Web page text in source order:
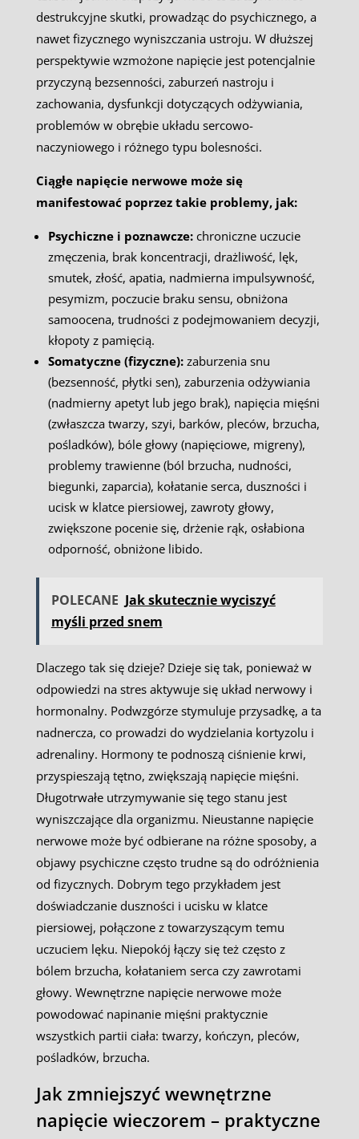
destrukcyjne skutki, prowadząc do psychicznego, a
nawet fizycznego wyniszczania ustroju. W dłuższej
perspektywie wzmożone napięcie jest potencjalnie
przyczyną bezsenności, zaburzeń nastroju i
zachowania, dysfunkcji dotyczących odżywiania,
problemów w obrębie układu sercowo-
naczyniowego i różnego typu bolesności.
Ciągłe napięcie nerwowe może się
manifestować poprzez takie problemy, jak:
Psychiczne i poznawcze:chroniczne uczucie
zmęczenia, brak koncentracji, drażliwość, lęk,
smutek, złość, apatia, nadmierna impulsywność,
pesymizm, poczucie braku sensu, obniżona
samoocena, trudności z podejmowaniem decyzji,
kłopoty z pamięcią.
Somatyczne (fizyczne):zaburzenia snu
(bezsenność, płytki sen), zaburzenia odżywiania
(nadmierny apetyt lub jego brak), napięcia mięśni
(zwłaszcza twarzy, szyi, barków, pleców, brzucha,
pośladków), bóle głowy (napięciowe, migreny),
problemy trawienne (ból brzucha, nudności,
biegunki, zaparcia), kołatanie serca, duszności i
ucisk w klatce piersiowej, zawroty głowy,
zwiększone pocenie się, drżenie rąk, osłabiona
odporność, obniżone libido.
POLECANE Jak skutecznie wyciszyć
myśli przed snem
Dlaczego tak się dzieje? Dzieje się tak, ponieważ w
odpowiedzi na stres aktywuje się układ nerwowy i
hormonalny. Podwzgórze stymuluje przysadkę, a ta
nadnercza, co prowadzi do wydzielania kortyzolu i
adrenaliny. Hormony te podnoszą ciśnienie krwi,
przyspieszają tętno, zwiększają napięcie mięśni.
Długotrwałe utrzymywanie się tego stanu jest
wyniszczające dla organizmu. Nieustanne napięcie
nerwowe może być odbierane na różne sposoby, a
objawy psychiczne często trudne są do odróżnienia
od fizycznych. Dobrym tego przykładem jest
doświadczanie duszności i ucisku w klatce
piersiowej, połączone z towarzyszącym temu
uczuciem lęku. Niepokój łączy się też często z
bólem brzucha, kołataniem serca czy zawrotami
głowy. Wewnętrzne napięcie nerwowe może
powodować napinanie mięśni praktycznie
wszystkich partii ciała: twarzy, kończyn, pleców,
pośladków, brzucha.
Jak zmniejszyć wewnętrzne
napięcie wieczorem – praktyczne